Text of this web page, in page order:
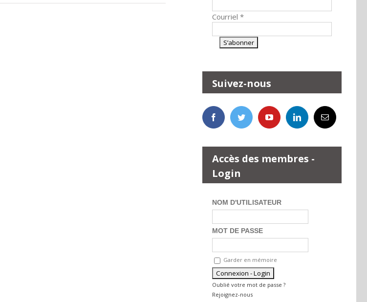
Courriel *
Suivez-nous
Accès des membres -
Login
NOM D'UTILISATEUR
MOT DE PASSE
Garder en mémoire
Oublié votre mot de passe ?
Rejoignez-nous